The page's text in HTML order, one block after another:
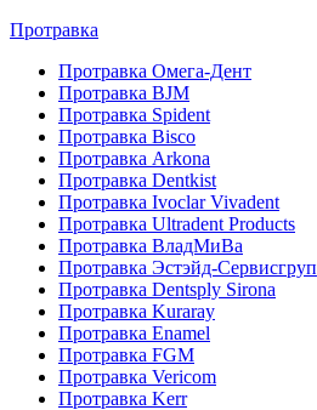
Протравка
Протравка Омега-Дент
Протравка BJM
Протравка Spident
Протравка Bisco
Протравка Arkona
Протравка Dentkist
Протравка Ivoclar Vivadent
Протравка Ultradent Products
Протравка ВладМиВа
Протравка Эстэйд-Сервисгруп
Протравка Dentsply Sirona
Протравка Kuraray
Протравка Enamel
Протравка FGM
Протравка Vericom
Протравка Kerr